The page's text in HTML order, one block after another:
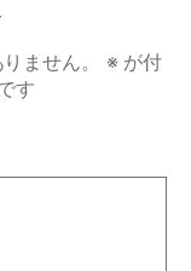
ません。 ※が付
す